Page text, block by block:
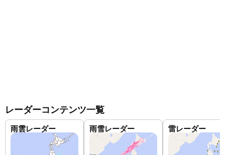
レーダーコンテンツ一覧
雨雲レーダー 雨雪レーダー 雷レーダー